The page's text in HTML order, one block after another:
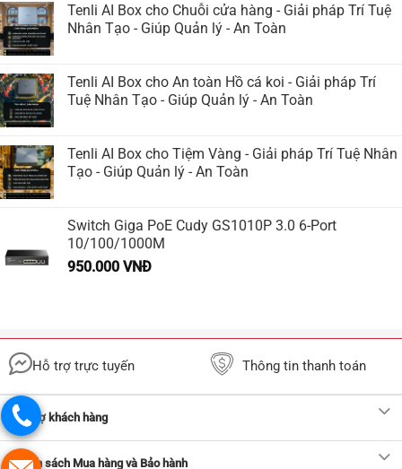
Tenli AI Box cho Chuỗi cửa hàng - Giải pháp Trí Tuệ
Nhân Tạo - Giúp Quản lý - An Toàn
Tenli AI Box cho An toàn Hồ cá koi - Giải pháp Trí
Tuệ Nhân Tạo - Giúp Quản lý - An Toàn
Tenli AI Box cho Tiệm Vàng - Giải pháp Trí Tuệ Nhân
Tạo - Giúp Quản lý - An Toàn
Switch Giga PoE Cudy GS1010P 3.0 6-Port
10/100/1000M
950.000 VNĐ
Hỗ trợ trực tuyến Thông tin thanh toán
Hỗ trợ khách hàng
Chính sách Mua hàng và Bảo hành